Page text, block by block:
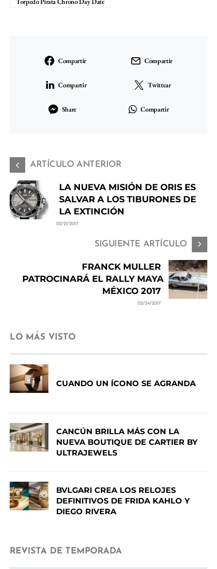
Compartir Compartir
Compartir Twittear
Share Compartir
ARTÍCULO ANTERIOR
LA NUEVA MISIÓN DE ORIS ES
SALVAR A LOS TIBURONES DE
LA EXTINCIÓN
02/21/2017
SIGUIENTE ARTÍCULO
FRANCK MULLER
PATROCINARÁ EL RALLY MAYA
MÉXICO 2017
02/24/2017
LO MÁS VISTO
CUANDO UN ÍCONO SE AGRANDA
CANCÚN BRILLA MÁS CON LA
NUEVA BOUTIQUE DE CARTIER BY
ULTRAJEWELS
BVLGARI CREA LOS RELOJES
DEFINITIVOS DE FRIDA KAHLO Y
DIEGO RIVERA
REVISTA DE TEMPORADA